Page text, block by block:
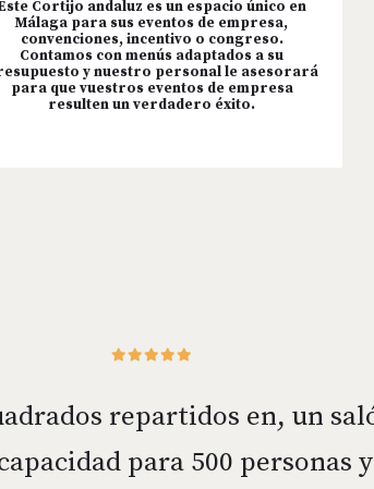
Cortijo andaluz es un espacio único en
Málaga para sus eventos de empresa,
convenciones, incentivo o congreso.
Contamos con menús adaptados a su
y nuestro personal le asesorará
para que vuestros eventos de empresa
resulten un verdadero éxito.
repartidos en, un
para 500 personas